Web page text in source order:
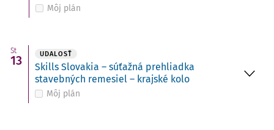
Môj plán
St
13 UDALOSŤ
Skills Slovakia – súťažná prehliadka
stavebných remesiel – krajské kolo
Môj plán